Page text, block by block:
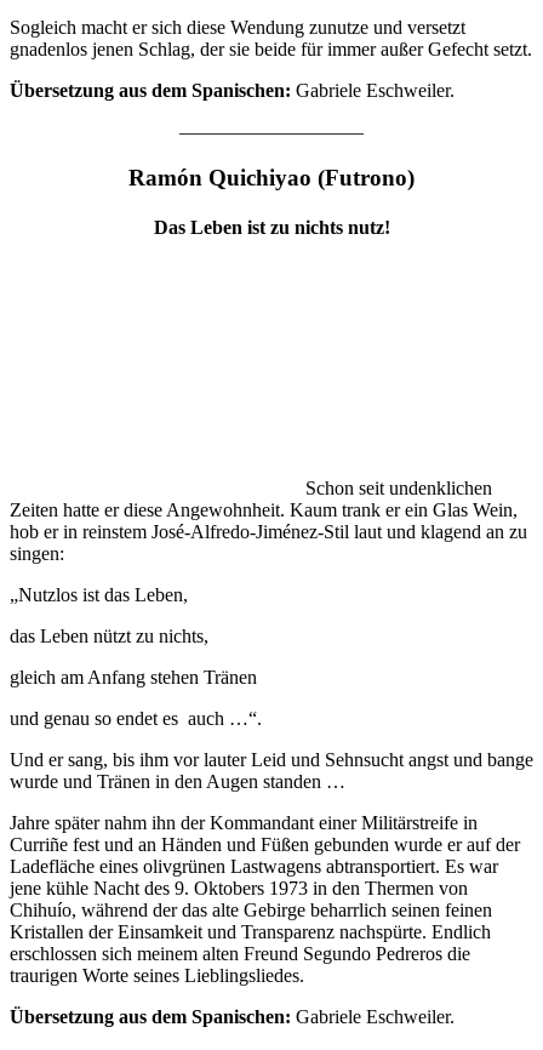
Sogleich macht er sich diese Wendung zunutze und versetzt
gnadenlos jenen Schlag, der sie beide für immer außer Gefecht setzt.
Übersetzung aus dem Spanischen: Gabriele Eschweiler.
—————————–
Ramón Quichiyao (Futrono)
Das Leben ist zu nichts nutz!
Schon seit undenklichen
Zeiten hatte er diese Angewohnheit. Kaum trank er ein Glas Wein,
hob er in reinstem José-Alfredo-Jiménez-Stil laut und klagend an zu
singen:
„Nutzlos ist das Leben,
das Leben nützt zu nichts,
gleich am Anfang stehen Tränen
und genau so endet es auch …“.
Und er sang, bis ihm vor lauter Leid und Sehnsucht angst und bange
wurde und Tränen in den Augen standen …
Jahre später nahm ihn der Kommandant einer Militärstreife in
Curriñe fest und an Händen und Füßen gebunden wurde er auf der
Ladefläche eines olivgrünen Lastwagens abtransportiert. Es war
jene kühle Nacht des 9. Oktobers 1973 in den Thermen von
Chihuío, während der das alte Gebirge beharrlich seinen feinen
Kristallen der Einsamkeit und Transparenz nachspürte. Endlich
erschlossen sich meinem alten Freund Segundo Pedreros die
traurigen Worte seines Lieblingsliedes.
Übersetzung aus dem Spanischen: Gabriele Eschweiler.